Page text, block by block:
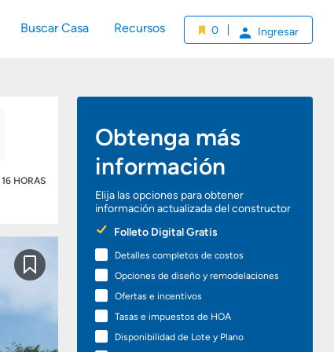
Buscar Casa Recursos 0 Ingresar
16 HORAS
Obtenga más
información
Elija las opciones para obtener
información actualizada del constructor
Preferred
Options
Folleto Digital Gratis
Detalles completos de costos
Opciones de diseño y remodelaciones
Ofertas e incentivos
Tasas e impuestos de HOA
Disponibilidad de Lote y Plano
Guardar